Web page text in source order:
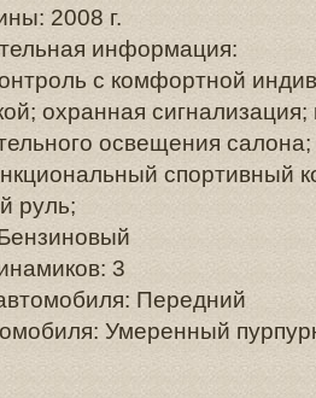
2008 г.
информация:
с комфортной
охранная сигнализация;
освещения салона;
спортивный
руль;
3
Передний
Умеренный